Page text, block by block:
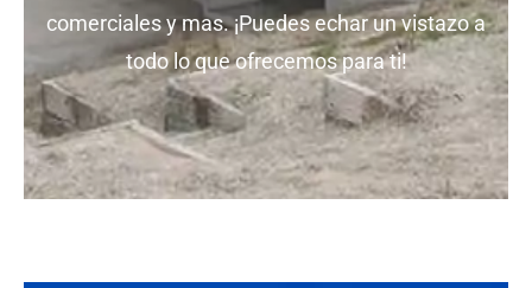
comerciales y mas. ¡Puedes echar un vistazo a
todo lo que ofrecemos para ti!